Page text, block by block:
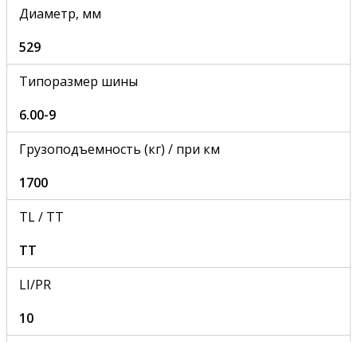
Диаметр, мм
529
Типоразмер шины
6.00-9
Грузоподъемность (кг) / при км
1700
TL / TT
TT
LI/PR
10